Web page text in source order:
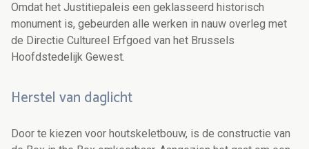
Omdat het Justitiepaleis een geklasseerd historisch
monument is, gebeurden alle werken in nauw overleg met
de Directie Cultureel Erfgoed van het Brussels
Hoofdstedelijk Gewest.
Herstel van daglicht
Door te kiezen voor houtskeletbouw, is de constructie van